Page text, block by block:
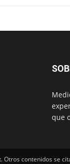
que
Otros contenidos se